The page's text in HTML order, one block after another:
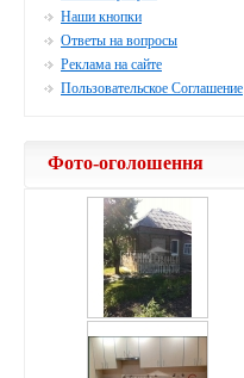
Наши кнопки
Ответы на вопросы
Реклама на сайте
Пользовательское Соглашение
Фото-оголошення